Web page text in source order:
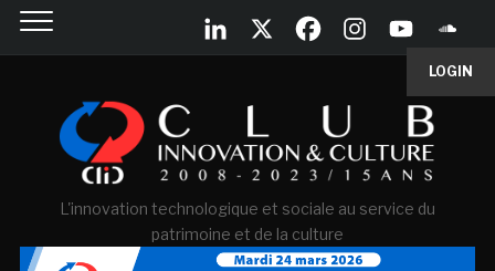
LOGIN
L'innovation technologique et sociale au service du
patrimoine et de la culture